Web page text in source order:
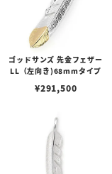
ゴッドサンズ 先金フェザー
LL（左向き)68mmタイプ
¥291,500